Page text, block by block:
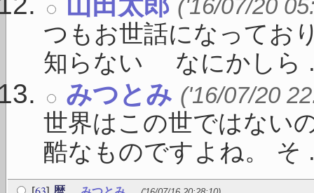
('16/07/20
つもお世話になって
知らない なにかしら
みつとみ ('16/07/20
世界はこの世ではない
酷なものですよね。 そ